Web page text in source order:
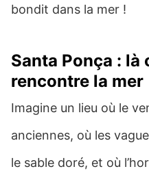
bondit dans la mer !
Santa Ponça : là
rencontre la mer
Imagine un lieu où le
anciennes, où les
le sable doré, et où